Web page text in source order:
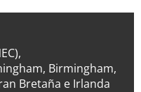
Birmingham,
Bretaña e Irlanda